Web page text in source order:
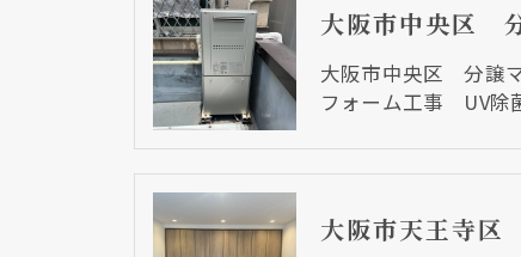
大阪市中央区 分譲
フォーム工事 UV除